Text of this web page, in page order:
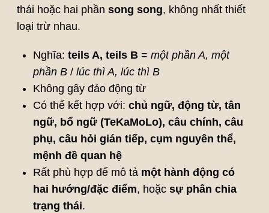
thái hoặc hai phần song song, không nhất thiết
loại trừ nhau.
Nghĩa: teils A, teils B= một phần A, một
phần B/ lúc thì A, lúc thì B
Không gây đảo động từ
Có thể kết hợp với: chủ ngữ, động từ, tân
ngữ, bổ ngữ (TeKaMoLo), câu chính, câu
phụ, câu hỏi gián tiếp, cụm nguyên thể,
mệnh đề quan hệ
Rất phù hợp để mô tả một hành động có
hai hướng/đặc điểm, hoặc sự phân chia
trạng thái.